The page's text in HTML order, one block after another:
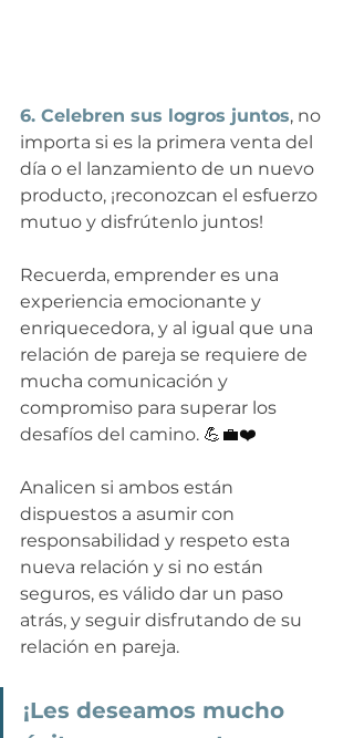
6. Celebren sus logros juntos, no
importa si es la primera venta del
día o el lanzamiento de un nuevo
producto, ¡reconozcan el esfuerzo
mutuo y disfrútenlo juntos!
Recuerda, emprender es una
experiencia emocionante y
enriquecedora, y al igual que una
relación de pareja se requiere de
mucha comunicación y
compromiso para superar los
desafíos del camino. 💪💼❤️
Analicen si ambos están
dispuestos a asumir con
responsabilidad y respeto esta
nueva relación y si no están
seguros, es válido dar un paso
atrás, y seguir disfrutando de su
relación en pareja.
¡Les deseamos mucho